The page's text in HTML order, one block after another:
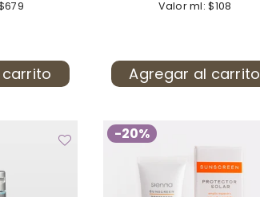
habitual
Valor ml: $108
Agregar al carrito
-20%